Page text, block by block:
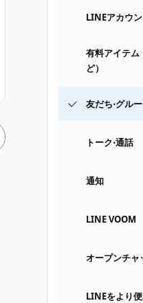
LINEアカウ
有料アイテム
ど）
友だち⋅グル
トーク⋅通話
通知
LINE VOOM
オープンチャ
LINEをより